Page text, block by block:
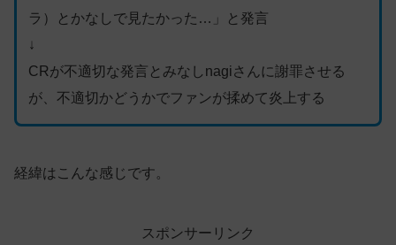
ラ）とかなしで見たかった…」と発言
↓
CRが不適切な発言とみなしnagiさんに謝罪させる
が、不適切かどうかでファンが揉めて炎上する
経緯はこんな感じです。
スポンサーリンク